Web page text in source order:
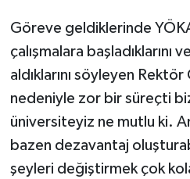
Göreve geldiklerinde
çalışmalara başladıklarını
aldıklarını söyleyen
nedeniyle zor bir süreçti
üniversiteyiz ne mutlu ki.
bazen dezavantaj
şeyleri değiştirmek çok